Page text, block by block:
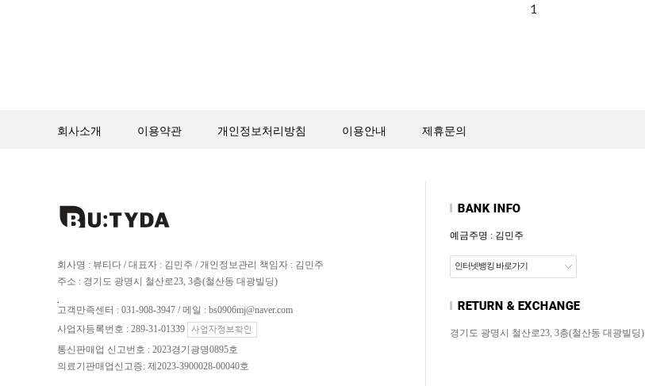
1
회사소개 이용약관 개인정보처리방침 이용안내 제휴문의
회사명 : 뷰티다 / 대표자 : 김민주 / 개인정보관리 책임자 : 김민주
주소 : 경기도 광명시 철산로23, 3층(철산동 대광빌딩)
.
고객만족센터 : 031-908-3947 / 메일 : bs0906mj@naver.com
사업자등록번호 : 289-31-01339
통신판매업 신고번호 : 2023경기광명0895호
의료기판매업신고증: 제2023-3900028-00040호
예금주명 : 김민주
인터넷뱅킹 바로가기
경기도 광명시 철산로23, 3층(철산동 대광빌딩)